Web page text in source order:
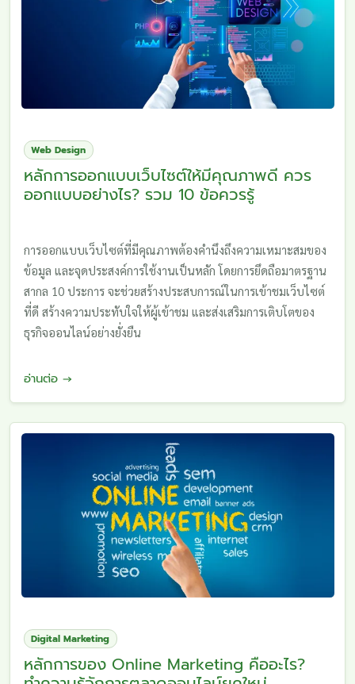
Web Design
หลักการออกแบบเว็บไซต์ให้มีคุณภาพดี ควร
ออกแบบอย่างไร? รวม 10 ข้อควรรู้
การออกแบบเว็บไซต์ที่มีคุณภาพต้องคำนึงถึงความเหมาะสมของ
ข้อมูล และจุดประสงค์การใช้งานเป็นหลัก โดยการยึดถือมาตรฐาน
สากล 10 ประการ จะช่วยสร้างประสบการณ์ในการเข้าชมเว็บไซต์
ที่ดี สร้างความประทับใจให้ผู้เข้าชม และส่งเสริมการเติบโตของ
ธุรกิจออนไลน์อย่างยั่งยืน
อ่านต่อ →
Digital Marketing
หลักการของ Online Marketing คืออะไร?